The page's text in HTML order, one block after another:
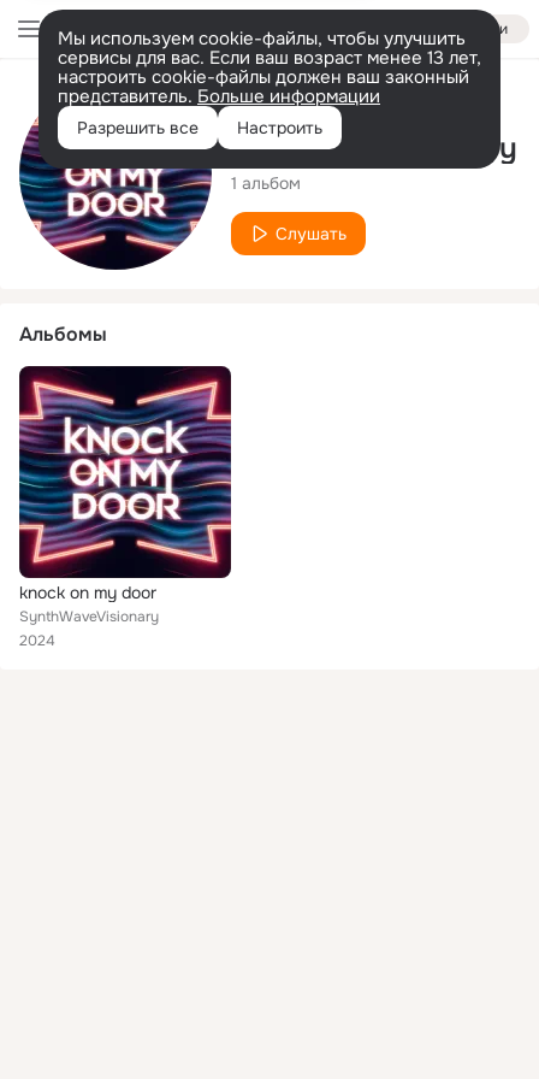
Войти
Мы используем cookie-файлы, чтобы улучшить
сервисы для вас. Если ваш возраст менее 13 лет,
настроить cookie-файлы должен ваш законный
представитель. Больше информации
Разрешить все Настроить
Исполнитель
SynthWaveVisionary
1 альбом
Слушать
Альбомы
knock on my door
SynthWaveVisionary
2024